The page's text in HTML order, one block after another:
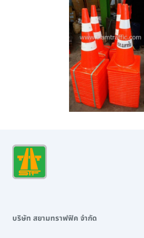
บริษัท สยามทราฟฟิค จำกัด